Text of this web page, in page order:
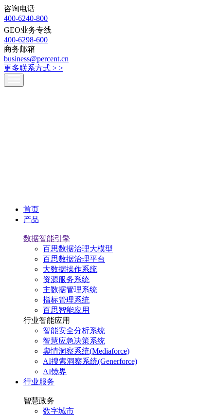
咨询电话
400-6240-800
GEO业务专线
400-6298-600
商务邮箱
business@percent.cn
更多联系方式 > >
首页
产品
数据智能引擎
百思数据治理大模型
百思数据治理平台
大数据操作系统
资源服务系统
主数据管理系统
指标管理系统
百思智能应用
行业智能应用
智能安全分析系统
智慧应急决策系统
舆情洞察系统(Mediaforce)
AI搜索洞察系统(Generforce)
AI镜界
行业服务
智慧政务
数字城市